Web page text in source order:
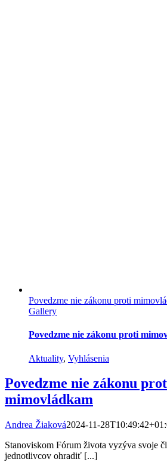
Povedzme nie zákonu proti
Gallery
Povedzme nie zákonu proti
Aktuality, Vyhlásenia
Povedzme nie zákonu
mimovládkam
Andrea Žiaková2024-11-
Stanoviskom Fórum života vyzýva svoje
jednotlivcov ohradiť [...]